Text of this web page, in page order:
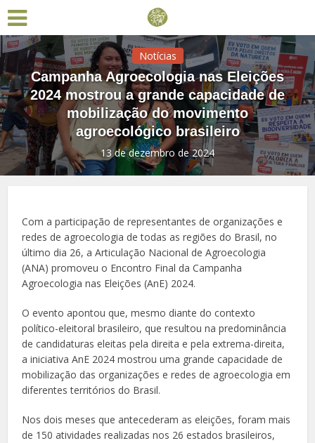
Notícias
Campanha Agroecologia nas Eleições
2024 mostrou a grande capacidade de
mobilização do movimento
agroecológico brasileiro
13 de dezembro de 2024
Com a participação de representantes de organizações e
redes de agroecologia de todas as regiões do Brasil, no
último dia 26, a Articulação Nacional de Agroecologia
(ANA) promoveu o Encontro Final da Campanha
Agroecologia nas Eleições (AnE) 2024.
O evento apontou que, mesmo diante do contexto
político-eleitoral brasileiro, que resultou na predominância
de candidaturas eleitas pela direita e pela extrema-direita,
a iniciativa AnE 2024 mostrou uma grande capacidade de
mobilização das organizações e redes de agroecologia em
diferentes territórios do Brasil.
Nos dois meses que antecederam as eleições, foram mais
de 150 atividades realizadas nos 26 estados brasileiros,